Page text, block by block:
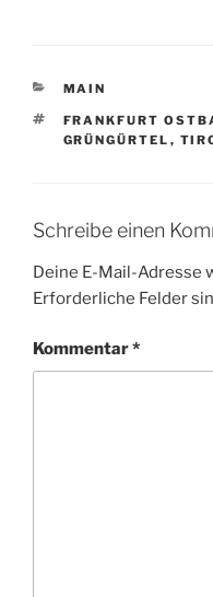
KATEGORIEN
MAIN
SCHLAGWÖRTER
FRANKFURT
GRÜNGÜRTEL ,
Schreibe einen
Deine E-Mail-
Erforderliche Felder
Kommentar*